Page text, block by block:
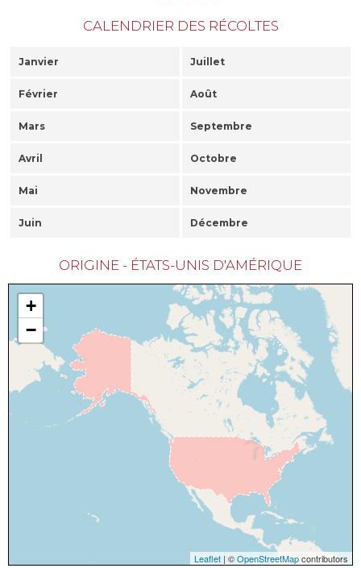
CALENDRIER DES RÉCOLTES
Janvier Juillet
Février Août
Mars Septembre
Avril Octobre
Mai Novembre
Juin Décembre
ORIGINE - ÉTATS-UNIS D'AMÉRIQUE
+
−
Leaflet | ©OpenStreetMapcontributors